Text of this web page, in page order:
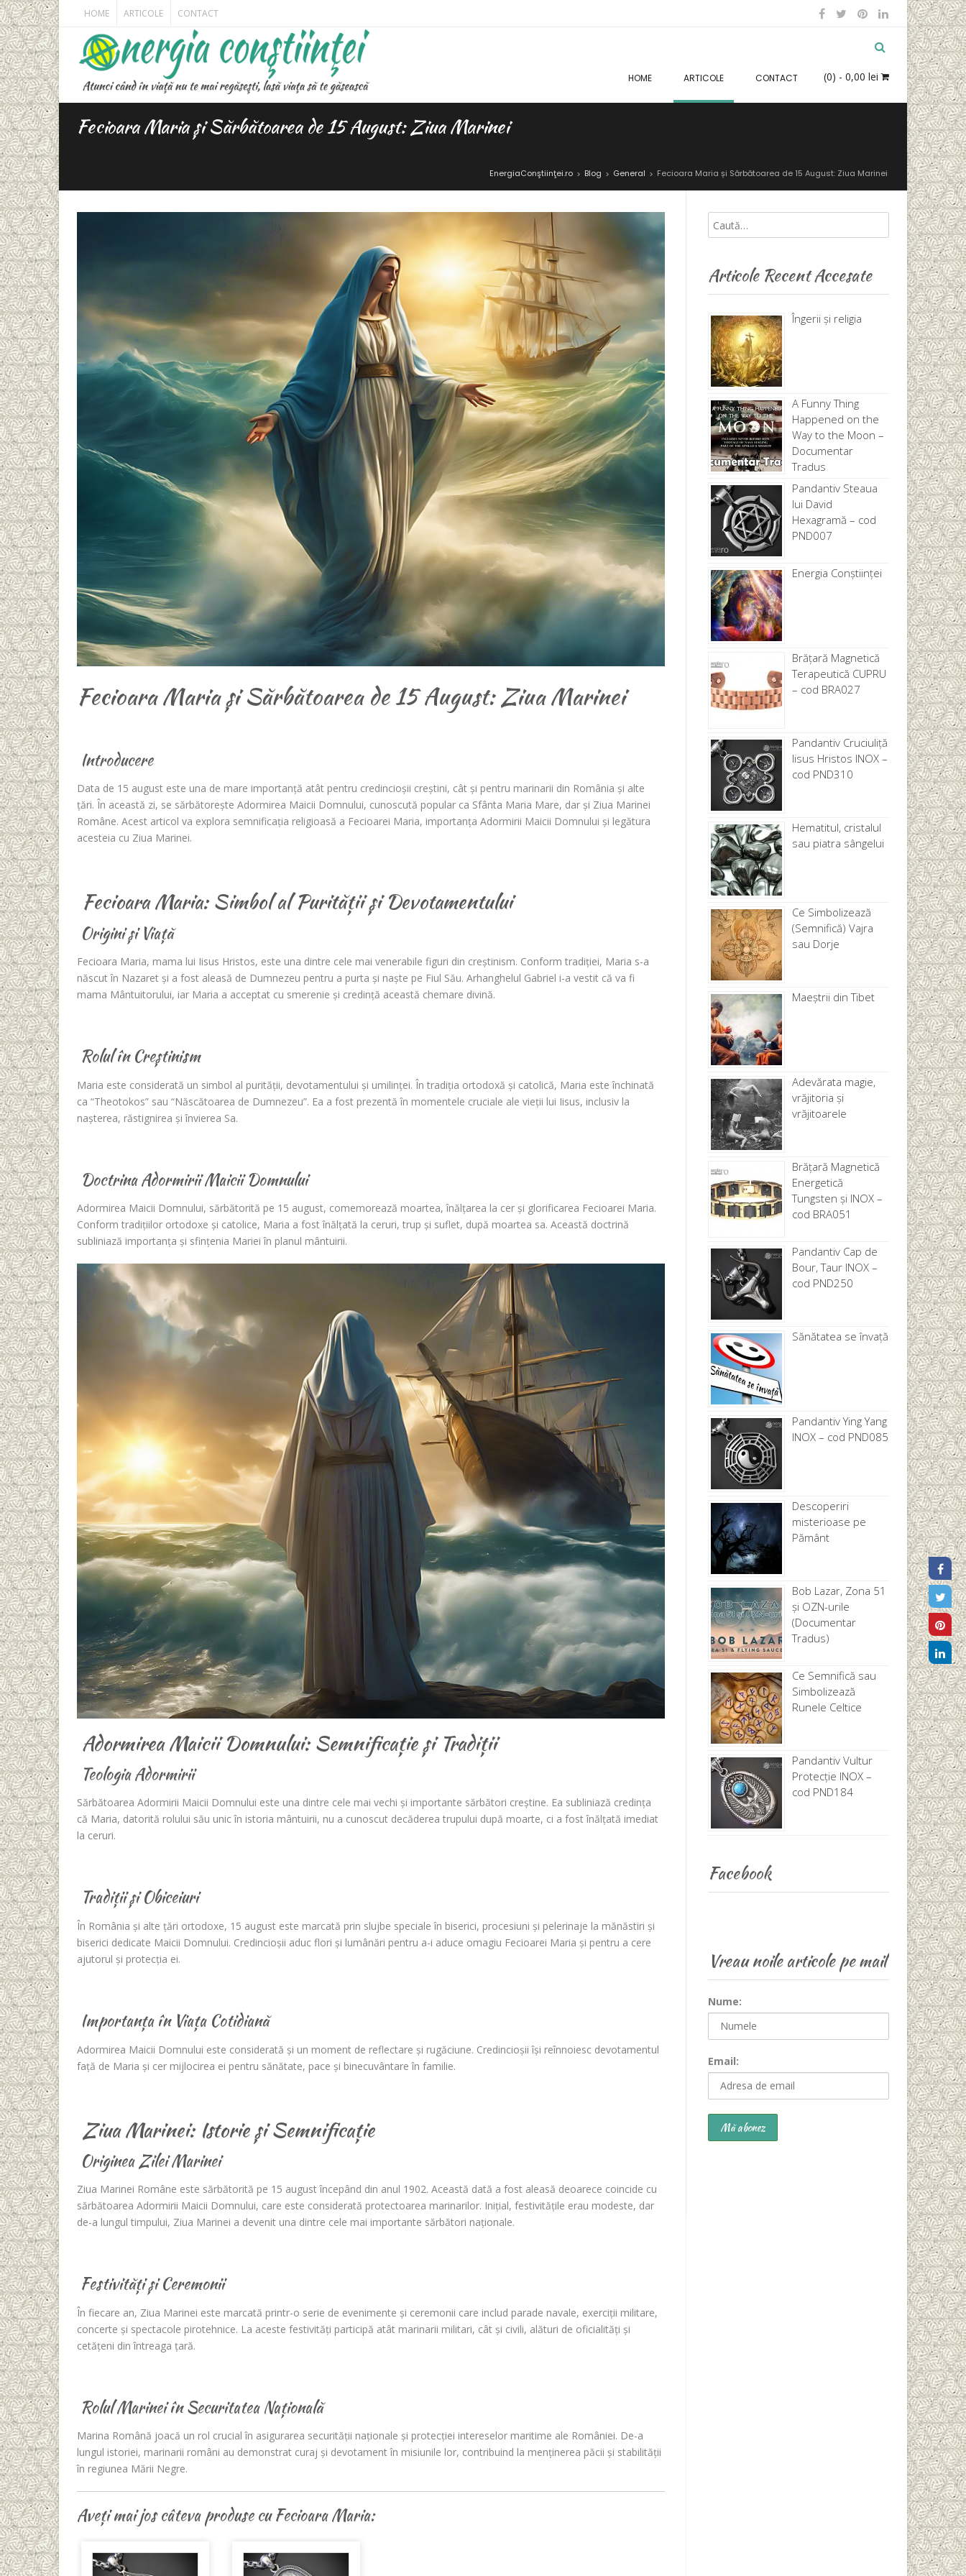
HOME ARTICOLE CONTACT
(0) - 0,00 lei
HOME ARTICOLE CONTACT
Fecioara Maria și Sărbătoarea de 15 August: Ziua Marinei
EnergiaConştiinţei.ro > Blog > General > Fecioara Maria și Sărbătoarea de 15 August: Ziua Marinei
Fecioara Maria și Sărbătoarea de 15 August: Ziua Marinei
Introducere
Data de 15 august este una de mare importanță atât pentru credincioșii creștini, cât și pentru marinarii din România și alte
țări. În această zi, se sărbătorește Adormirea Maicii Domnului, cunoscută popular ca Sfânta Maria Mare, dar și Ziua Marinei
Române. Acest articol va explora semnificația religioasă a Fecioarei Maria, importanța Adormirii Maicii Domnului și legătura
acesteia cu Ziua Marinei.
Fecioara Maria: Simbol al Purității și Devotamentului
Origini și Viață
Fecioara Maria, mama lui Iisus Hristos, este una dintre cele mai venerabile figuri din creștinism. Conform tradiției, Maria s-a
născut în Nazaret și a fost aleasă de Dumnezeu pentru a purta și naște pe Fiul Său. Arhanghelul Gabriel i-a vestit că va fi
mama Mântuitorului, iar Maria a acceptat cu smerenie și credință această chemare divină.
Rolul în Creștinism
Maria este considerată un simbol al purității, devotamentului și umilinței. În tradiția ortodoxă și catolică, Maria este închinată
ca “Theotokos” sau “Născătoarea de Dumnezeu”. Ea a fost prezentă în momentele cruciale ale vieții lui Iisus, inclusiv la
nașterea, răstignirea și învierea Sa.
Doctrina Adormirii Maicii Domnului
Adormirea Maicii Domnului, sărbătorită pe 15 august, comemorează moartea, înălțarea la cer și glorificarea Fecioarei Maria.
Conform tradițiilor ortodoxe și catolice, Maria a fost înălțată la ceruri, trup și suflet, după moartea sa. Această doctrină
subliniază importanța și sfințenia Mariei în planul mântuirii.
Adormirea Maicii Domnului: Semnificație și Tradiții
Teologia Adormirii
Sărbătoarea Adormirii Maicii Domnului este una dintre cele mai vechi și importante sărbători creștine. Ea subliniază credința
că Maria, datorită rolului său unic în istoria mântuirii, nu a cunoscut decăderea trupului după moarte, ci a fost înălțată imediat
la ceruri.
Tradiții și Obiceiuri
În România și alte țări ortodoxe, 15 august este marcată prin slujbe speciale în biserici, procesiuni și pelerinaje la mănăstiri și
biserici dedicate Maicii Domnului. Credincioșii aduc flori și lumânări pentru a-i aduce omagiu Fecioarei Maria și pentru a cere
ajutorul și protecția ei.
Importanța în Viața Cotidiană
Adormirea Maicii Domnului este considerată și un moment de reflectare și rugăciune. Credincioșii își reînnoiesc devotamentul
față de Maria și cer mijlocirea ei pentru sănătate, pace și binecuvântare în familie.
Ziua Marinei: Istorie și Semnificație
Originea Zilei Marinei
Ziua Marinei Române este sărbătorită pe 15 august începând din anul 1902. Această dată a fost aleasă deoarece coincide cu
sărbătoarea Adormirii Maicii Domnului, care este considerată protectoarea marinarilor. Inițial, festivitățile erau modeste, dar
de-a lungul timpului, Ziua Marinei a devenit una dintre cele mai importante sărbători naționale.
Festivități și Ceremonii
În fiecare an, Ziua Marinei este marcată printr-o serie de evenimente și ceremonii care includ parade navale, exerciții militare,
concerte și spectacole pirotehnice. La aceste festivități participă atât marinarii militari, cât și civili, alături de oficialități și
cetățeni din întreaga țară.
Rolul Marinei în Securitatea Națională
Marina Română joacă un rol crucial în asigurarea securității naționale și protecției intereselor maritime ale României. De-a
lungul istoriei, marinarii români au demonstrat curaj și devotament în misiunile lor, contribuind la menținerea păcii și stabilității
în regiunea Mării Negre.
Aveți mai jos câteva produse cu Fecioara Maria:
Articole Recent Accesate
Îngerii și religia
A Funny Thing
Happened on the
Way to the Moon –
Documentar
Tradus
Pandantiv Steaua
lui David
Hexagramă – cod
PND007
Energia Conștiinței
Brăţară Magnetică
Terapeutică CUPRU
– cod BRA027
Pandantiv Cruciuliță
Iisus Hristos INOX –
cod PND310
Hematitul, cristalul
sau piatra sângelui
Ce Simbolizează
(Semnifică) Vajra
sau Dorje
Maeștrii din Tibet
Adevărata magie,
vrăjitoria și
vrăjitoarele
Brăţară Magnetică
Energetică
Tungsten și INOX –
cod BRA051
Pandantiv Cap de
Bour, Taur INOX –
cod PND250
Sănătatea se învață
Pandantiv Ying Yang
INOX – cod PND085
Descoperiri
misterioase pe
Pământ
Bob Lazar, Zona 51
și OZN-urile
(Documentar
Tradus)
Ce Semnifică sau
Simbolizează
Runele Celtice
Pandantiv Vultur
Protecție INOX –
cod PND184
Facebook
Vreau noile articole pe mail
Nume:
Email: